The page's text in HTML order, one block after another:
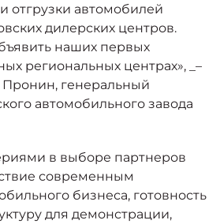
отгрузки автомобилей
дилерских центров.
наших первых
региональных центрах», _–
генеральный
автомобильного завода
в выборе партнеров
современным
бизнеса, готовность
для демонстрации,